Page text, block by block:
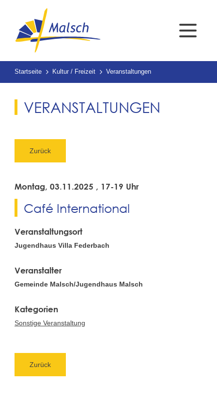
Startseite Kultur / Freizeit Veranstaltungen
VERANSTALTUNGEN
Zurück
Montag, 03.11.2025 , 17-19 Uhr
Café International
Veranstaltungsort
Jugendhaus Villa Federbach
Veranstalter
Gemeinde Malsch/Jugendhaus Malsch
Sonstige Veranstaltung
Zurück